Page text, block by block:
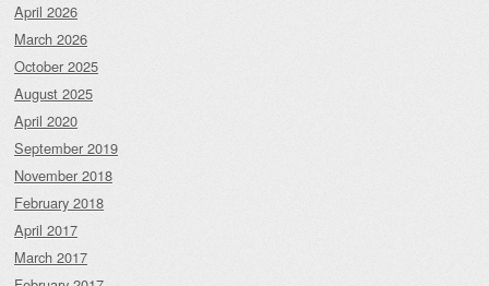
April 2026
March 2026
October 2025
August 2025
April 2020
September 2019
November 2018
February 2018
April 2017
March 2017